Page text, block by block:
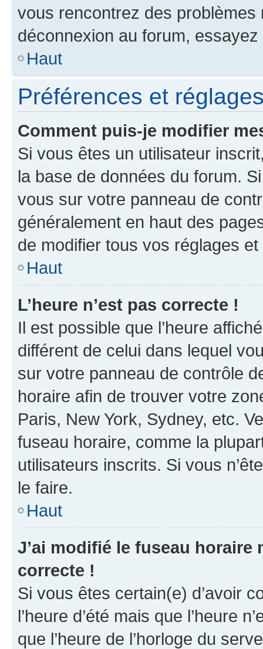
vous rencontrez des
déconnexion au forum,
Haut
Préférences et
Comment puis-je modifier
Si vous êtes un utilisateur
la base de données du forum.
vous sur votre panneau de
généralement en haut des
de modifier tous vos réglages
Haut
L’heure n’est pas correcte !
Il est possible que l’heure
différent de celui dans lequel
sur votre panneau de contrôle
horaire afin de trouver votre
Paris, New York, Sydney, etc.
fuseau horaire, comme la
utilisateurs inscrits. Si vous
le faire.
Haut
J’ai modifié le fuseau horaire
correcte !
Si vous êtes certain(e) d’avoir
l’heure d’été mais que l’heure
que l’heure de l’horloge du